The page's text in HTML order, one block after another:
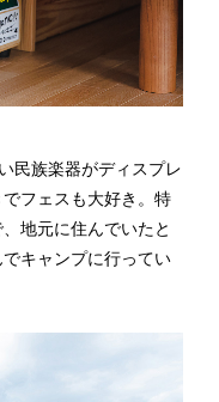
民族楽器がディスプレ
フェスも大好き。特
地元に住んでいたと
キャンプに行ってい